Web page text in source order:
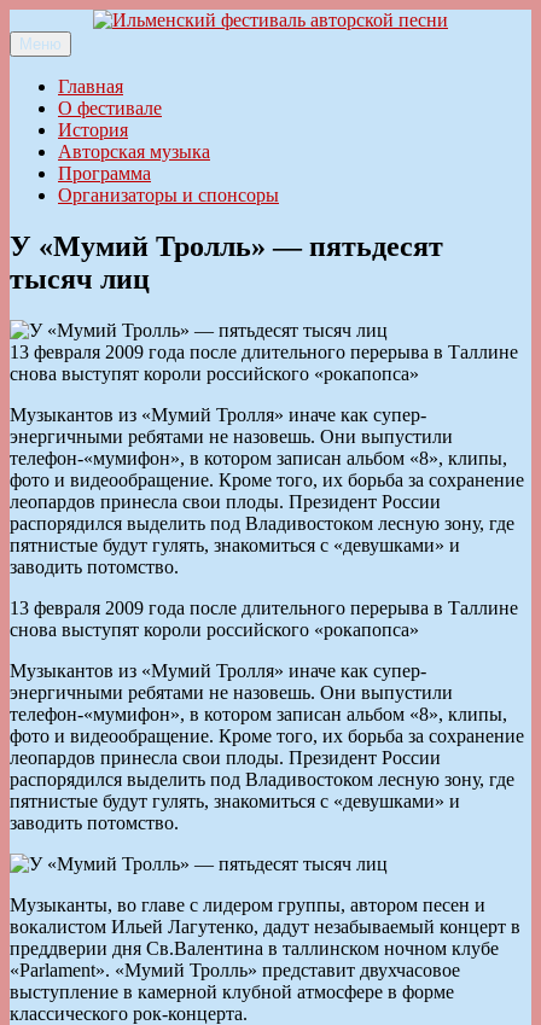
к
содержимому
Ильменский фестиваль авторской песни
Меню
Главная
О фестивале
История
Авторская музыка
Программа
Организаторы и спонсоры
У «Мумий Тролль» — пятьдесят
тысяч лиц
13 февраля 2009 года после длительного перерыва в Таллине
снова выступят короли российского «рокапопса»
Музыкантов из «Мумий Тролля» иначе как супер-
энергичными ребятами не назовешь. Они выпустили
телефон-«мумифон», в котором записан альбом «8», клипы,
фото и видеообращение. Кроме того, их борьба за сохранение
леопардов принесла свои плоды. Президент России
распорядился выделить под Владивостоком лесную зону, где
пятнистые будут гулять, знакомиться с «девушками» и
заводить потомство.
13 февраля 2009 года после длительного перерыва в Таллине
снова выступят короли российского «рокапопса»
Музыкантов из «Мумий Тролля» иначе как супер-
энергичными ребятами не назовешь. Они выпустили
телефон-«мумифон», в котором записан альбом «8», клипы,
фото и видеообращение. Кроме того, их борьба за сохранение
леопардов принесла свои плоды. Президент России
распорядился выделить под Владивостоком лесную зону, где
пятнистые будут гулять, знакомиться с «девушками» и
заводить потомство.
Музыканты, во главе с лидером группы, автором песен и
вокалистом Ильей Лагутенко, дадут незабываемый концерт в
преддверии дня Св.Валентина в таллинском ночном клубе
«Parlament». «Мумий Тролль» представит двухчасовое
выступление в камерной клубной атмосфере в форме
классического рок-концерта.